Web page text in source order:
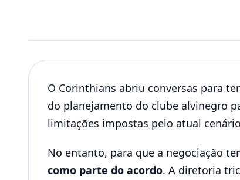
O Corinthians abriu conversas para
do planejamento do clube alvinegro
limitações impostas pelo atual
No entanto, para que a negociação
como parte do acordo. A diretoria